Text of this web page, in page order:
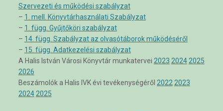
Szervezeti és működési szabályzat
– 1. mell. Könyvtárhasználati Szabályzat
– 1. függ. Gyűjtőköri szabályzat
– 14. függ. Szabályzat az olvasótáborok működéséről
– 15. függ. Adatkezelési szabályzat
A Halis István Városi Könyvtár munkatervei 2023 2024 2025
2026
Beszámolók a Halis IVK évi tevékenységéről 2022 2023
2024 2025